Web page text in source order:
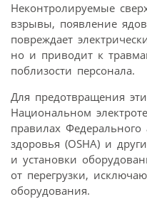
Неконтролируемые
взрывы, появление
повреждает
но и приводит к
поблизости персонала.
Для предотвращения
Национальном
правилах Федерального
здоровья (OSHA) и
и установки
от перегрузки,
оборудования.